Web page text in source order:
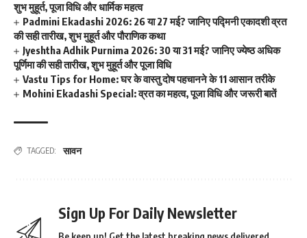
शुभ मुहूर्त, पूजा विधि और धार्मिक महत्व
Padmini Ekadashi 2026: 26 या 27 मई? जानिए पद्मिनी एकादशी व्रत
की सही तारीख, शुभ मुहूर्त और पौराणिक कथा
Jyeshtha Adhik Purnima 2026: 30 या 31 मई? जानिए ज्येष्ठ अधिक
पूर्णिमा की सही तारीख, शुभ मुहूर्त और पूजा विधि
Vastu Tips for Home: घर के वास्तु दोष पहचानने के 11 आसान तरीके
Mohini Ekadashi Special: व्रत का महत्व, पूजा विधि और जरूरी बातें
TAGGED: सावन
Sign Up For Daily Newsletter